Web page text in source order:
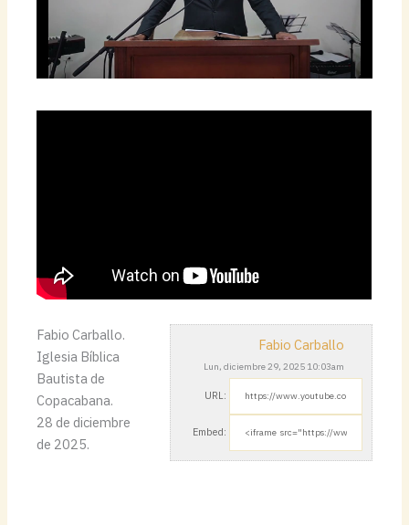
Fabio Carballo
Lun, diciembre 29, 2025 10:03am
URL:
Embed:
Fabio Carballo.
Iglesia Bíblica
Bautista de
Copacabana.
28 de diciembre
de 2025.